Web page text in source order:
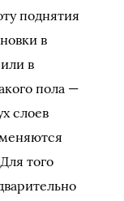
поднятия
в
в
пола —
слоев
того